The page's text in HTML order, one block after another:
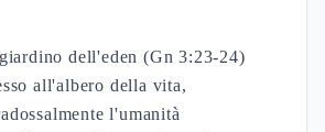
dell'eden (Gn 3:23-24)
all'albero della vita,
l'umanità